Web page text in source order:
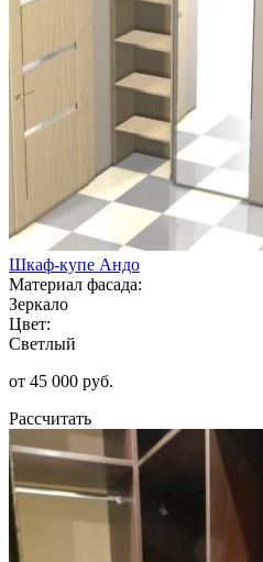
Шкаф-купе Андо
Материал фасада:
Зеркало
Цвет:
Светлый
от 45 000 руб.
Рассчитать